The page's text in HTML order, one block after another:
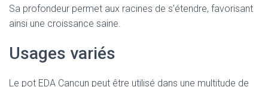
Sa profondeur permet aux racines de s’étendre, favorisant
ainsi une croissance saine.
Usages variés
Le pot EDA Cancun peut être utilisé dans une multitude de